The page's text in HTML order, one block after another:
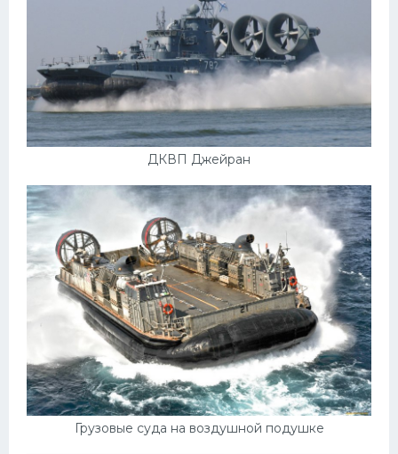
ДКВП Джейран
Грузовые суда на воздушной подушке